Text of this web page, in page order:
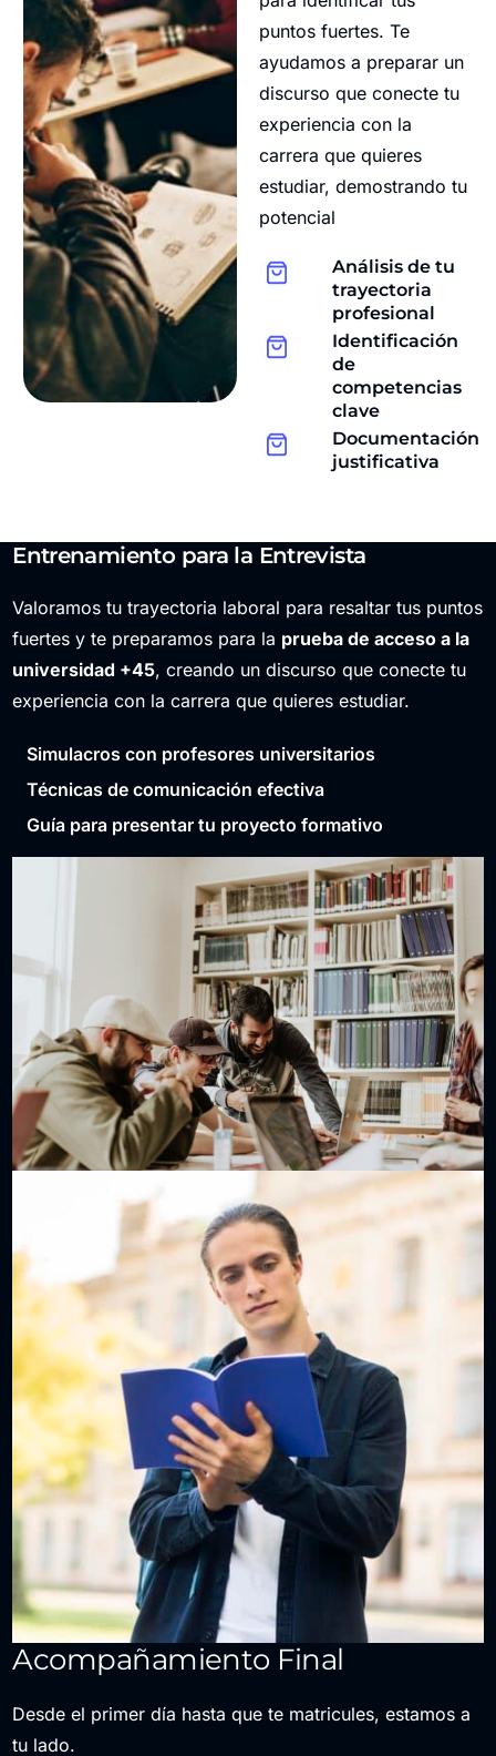
puntos fuertes. Te
ayudamos a preparar un
discurso que conecte tu
experiencia con la
carrera que quieres
estudiar, demostrando tu
potencial
Análisis de tu
trayectoria
profesional
Identificación
de
competencias
clave
Documentación
justificativa
Entrenamiento para la Entrevista
Valoramos tu trayectoria laboral para resaltar tus puntos
fuertes y te preparamos para la prueba de acceso a la
universidad +45, creando un discurso que conecte tu
experiencia con la carrera que quieres estudiar.
Simulacros con profesores universitarios
Técnicas de comunicación efectiva
Guía para presentar tu proyecto formativo
Acompañamiento Final
Desde el primer día hasta que te matricules, estamos a
tu lado.